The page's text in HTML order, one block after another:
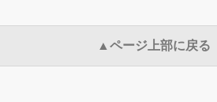
▲ページ上部に戻る